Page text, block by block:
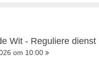
Wit - Reguliere dienst
om 10:00